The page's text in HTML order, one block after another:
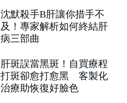
沈默殺手B肝讓你措手不
及！專家解析如何終結肝
病三部曲
肝斑誤當黑斑！自買療程
打斑卻愈打愈黑 客製化
治療助恢復好臉色